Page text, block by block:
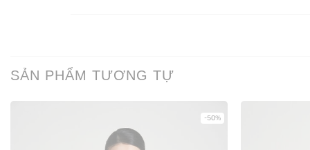
SẢN PHẨM TƯƠNG TỰ
-50%